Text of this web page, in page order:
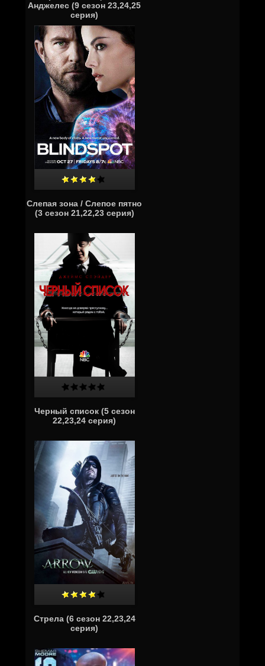
Анджелес (9 сезон 23,24,25
серия)
Слепая зона / Слепое пятно
(3 сезон 21,22,23 серия)
Черный список (5 сезон
22,23,24 серия)
Стрела (6 сезон 22,23,24
серия)